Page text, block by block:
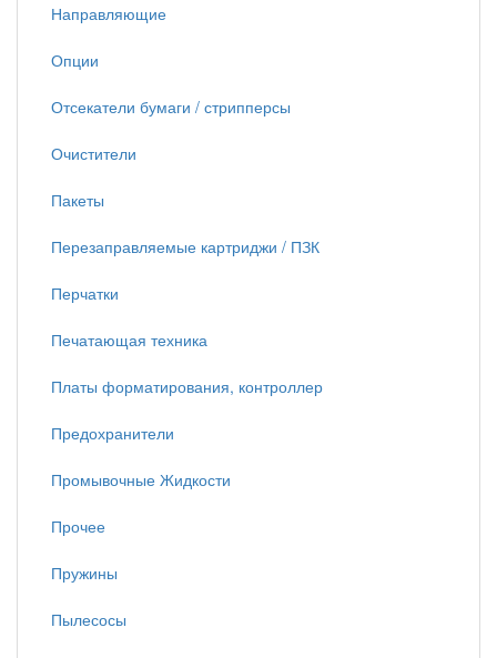
Направляющие
Опции
Отсекатели бумаги / стрипперсы
Очистители
Пакеты
Перезаправляемые картриджи / ПЗК
Перчатки
Печатающая техника
Платы форматирования, контроллер
Предохранители
Промывочные Жидкости
Прочее
Пружины
Пылесосы